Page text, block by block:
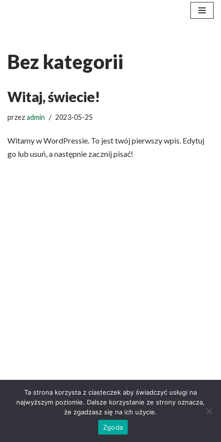
treści
Bez kategorii
Witaj, świecie!
przezadmin 2023-05-25
Witamy w WordPressie. To jest twój pierwszy wpis. Edytuj
go lub usuń, a następnie zacznij pisać!
WordPress
Ta strona korzysta z ciasteczek aby świadczyć usługi na
najwyższym poziomie. Dalsze korzystanie ze strony oznacza,
że zgadzasz się na ich użycie.
Zgoda